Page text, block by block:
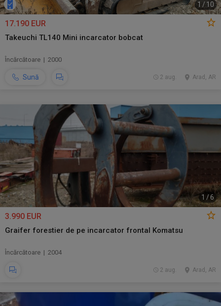
1 /10
17.190 EUR
Takeuchi TL140 Mini incarcator bobcat
Încărcătoare | 2000
Sună Arad, AR
2 aug.
1 /6
3.990 EUR
Graifer forestier de pe incarcator frontal Komatsu
Încărcătoare | 2004
Arad, AR
2 aug.